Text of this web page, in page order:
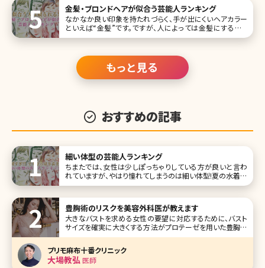
金髪・ブロンドヘアが似合う芸能人ランキング
なかなか良い印象を持たれづらく、手が出にくいヘアカラー
といえば“金髪”です。ですが、人によっては金髪にすること
で、魅力を最大限引き出せる場合もあります。 そこで今回は、
もっと見る
おすすめの記事
細い体型の芸能人ランキング
ちまたでは、女性は少しぽっちゃりしている方が良いと言わ
れていますが、やはり憧れてしまうのは細い体型!夏の水着だ
って、秋のおしゃれだって、春の彩りだって、冬のコートだっ
ントなどの
豊胸術のリスクを美容外科医が教えます
大きなバストを求める女性の要望に対応するために、バスト
サイズを確実に大きくする方法がプロテーゼを用いた豊胸術
になります。ここではプロテーゼを用いた豊胸手術を中心に
解剖から、リスク、ダウンタイムまで分かりやすく解説します。
豊胸術・プロテーゼ挿入位置はこうして決める ご自分のバス
トがどのように
プリモ麻布十番クリニック
大場教弘医師